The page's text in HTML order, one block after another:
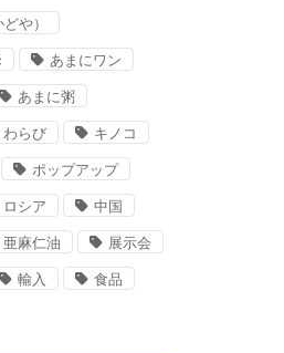
や）
あまにワン
あまに粥
わらび キノコ
ポップアップ
ロシア 中国
亜麻仁油 展示会
輸入 食品